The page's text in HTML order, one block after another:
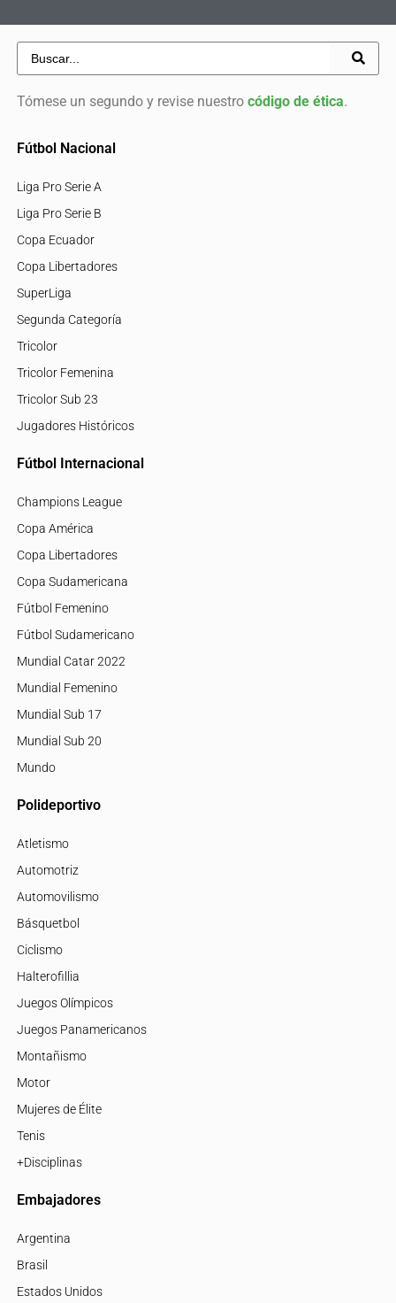
Tómese un segundo y revise nuestro código de ética.
Fútbol Nacional
Liga Pro Serie A
Liga Pro Serie B
Copa Ecuador
Copa Libertadores
SuperLiga
Segunda Categoría
Tricolor
Tricolor Femenina
Tricolor Sub 23
Jugadores Históricos
Fútbol Internacional
Champions League
Copa América
Copa Libertadores
Copa Sudamericana
Fútbol Femenino
Fútbol Sudamericano
Mundial Catar 2022
Mundial Femenino
Mundial Sub 17
Mundial Sub 20
Mundo
Polideportivo
Atletismo
Automotriz
Automovilismo
Básquetbol
Ciclismo
Halterofillia
Juegos Olímpicos
Juegos Panamericanos
Montañismo
Motor
Mujeres de Élite
Tenis
+Disciplinas
Embajadores
Argentina
Brasil
Estados Unidos